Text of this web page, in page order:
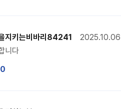
지키는비바리84241
2025.10.06
니다
0